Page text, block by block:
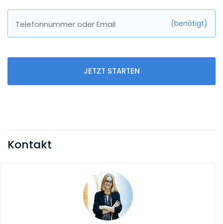
Telefonnummer oder Email (benötigt)
JETZT STARTEN
Kontakt